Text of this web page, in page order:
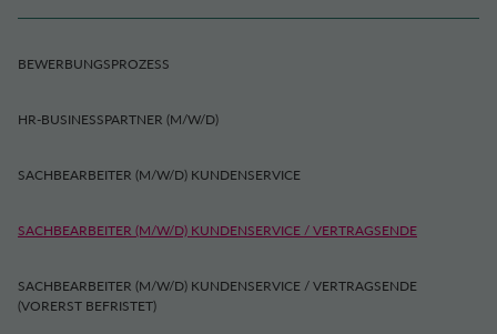
BEWERBUNGSPROZESS
HR-BUSINESSPARTNER (M/W/D)
SACHBEARBEITER (M/W/D) KUNDENSERVICE
SACHBEARBEITER (M/W/D) KUNDENSERVICE / VERTRAGSENDE
SACHBEARBEITER (M/W/D) KUNDENSERVICE / VERTRAGSENDE
(VORERST BEFRISTET)